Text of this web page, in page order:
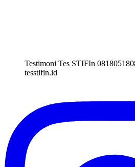
Testimoni Tes STIFIn
tesstifin.id